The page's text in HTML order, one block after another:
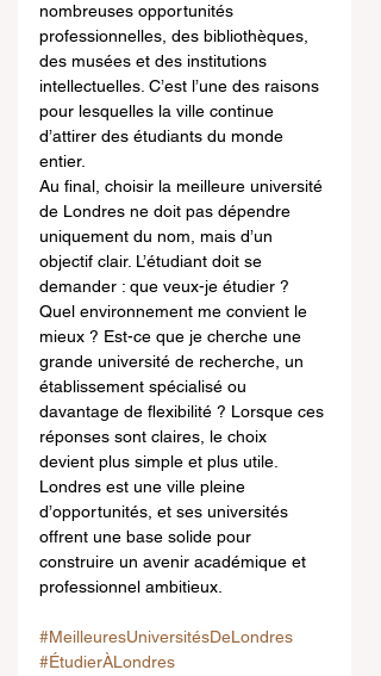
nombreuses opportunités
professionnelles, des bibliothèques,
des musées et des institutions
intellectuelles. C’est l’une des raisons
pour lesquelles la ville continue
d’attirer des étudiants du monde
entier.
Au final, choisir la meilleure université
de Londres ne doit pas dépendre
uniquement du nom, mais d’un
objectif clair. L’étudiant doit se
demander : que veux-je étudier ?
Quel environnement me convient le
mieux ? Est-ce que je cherche une
grande université de recherche, un
établissement spécialisé ou
davantage de flexibilité ? Lorsque ces
réponses sont claires, le choix
devient plus simple et plus utile.
Londres est une ville pleine
d’opportunités, et ses universités
offrent une base solide pour
construire un avenir académique et
professionnel ambitieux.
#MeilleuresUniversitésDeLondres
#ÉtudierÀLondres